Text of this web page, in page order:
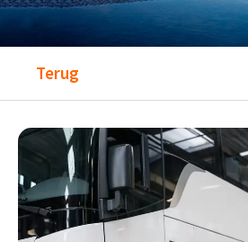
Terug